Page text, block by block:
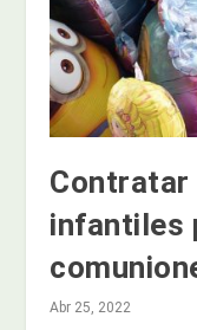
Contratar
infantiles
Abr 25, 2022